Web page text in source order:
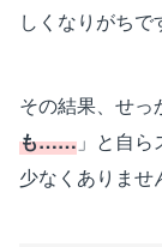
しくなりがちで
その結果、せっ
も…… 」と自
少なくありませ